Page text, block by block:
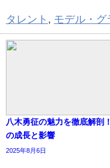
タレント , モデル・グ
八木勇征の魅力を徹底解剖
の成長と影響
2025年8月6日